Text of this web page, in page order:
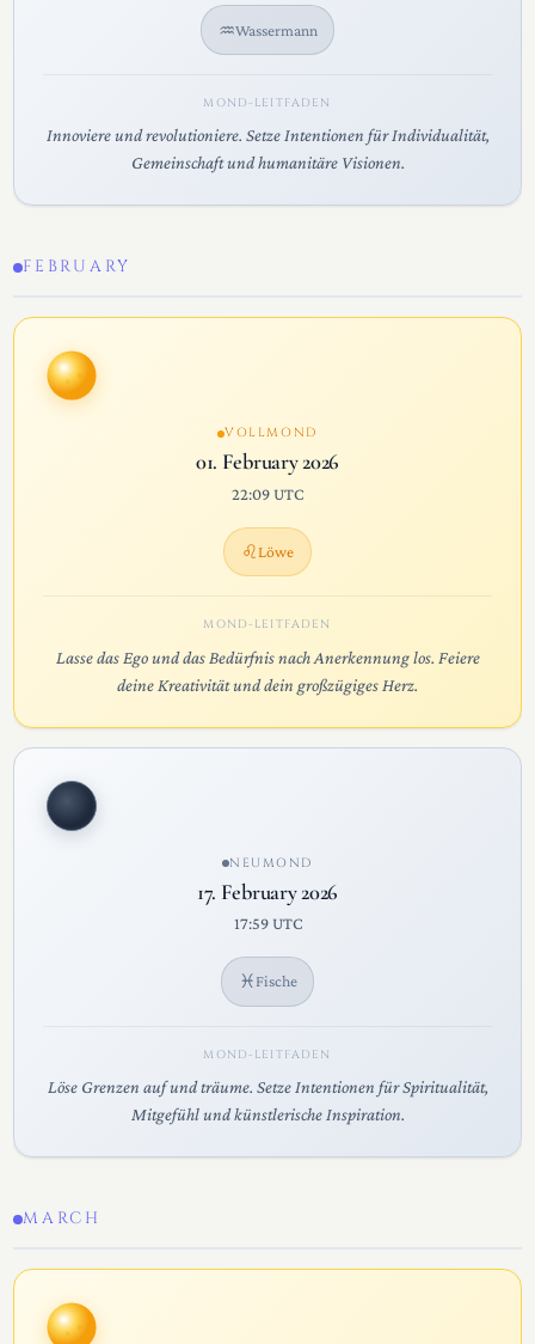
♒Wassermann
MOND-LEITFADEN
Innoviere und revolutioniere. Setze Intentionen für Individualität,
Gemeinschaft und humanitäre Visionen.
FEBRUARY
VOLLMOND
01. February 2026
22:09 UTC
♌Löwe
MOND-LEITFADEN
Lasse das Ego und das Bedürfnis nach Anerkennung los. Feiere
deine Kreativität und dein großzügiges Herz.
NEUMOND
17. February 2026
17:59 UTC
♓ Fische
MOND-LEITFADEN
Löse Grenzen auf und träume. Setze Intentionen für Spiritualität,
Mitgefühl und künstlerische Inspiration.
MARCH